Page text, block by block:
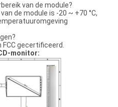
van de module?
de module is -20 ~ +70 °C,
FCC gecertificeerd.
monitor: